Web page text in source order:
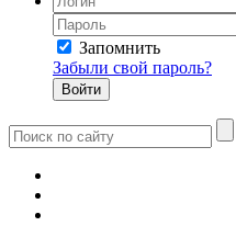
Запомнить
Забыли свой пароль?